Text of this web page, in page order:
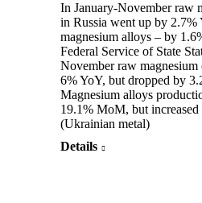
In January-November raw
in Russia went up by 2.7%
magnesium alloys – by
Federal Service of State
November raw magnesium
6% YoY, but dropped by
Magnesium alloys
19.1% MoM, but
(Ukrainian metal)
Details